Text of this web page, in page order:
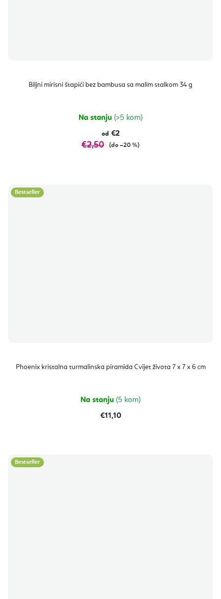
Biljni mirisni štapići bez bambusa sa malim stalkom 34 g
Na stanju (>5 kom)
od €2
€2,50 (do –20 %)
Bestseller
Phoenix kristalna turmalinska piramida Cvijet života 7 x 7 x 6 cm
Na stanju (5 kom)
€11,10
Bestseller